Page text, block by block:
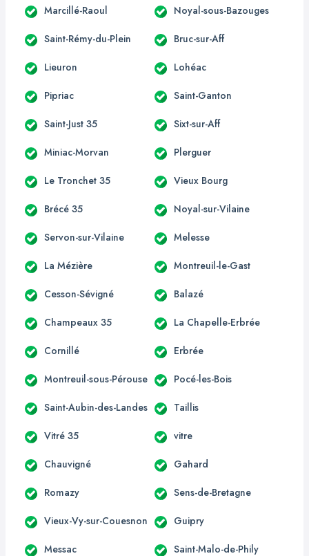
Marcillé-Raoul Noyal-sous-Bazouges
Saint-Rémy-du-Plein Bruc-sur-Aff
Lieuron Lohéac
Pipriac Saint-Ganton
Saint-Just 35 Sixt-sur-Aff
Miniac-Morvan Plerguer
Le Tronchet 35 Vieux Bourg
Brécé 35 Noyal-sur-Vilaine
Servon-sur-Vilaine Melesse
La Mézière Montreuil-le-Gast
Cesson-Sévigné Balazé
Champeaux 35 La Chapelle-Erbrée
Cornillé Erbrée
Montreuil-sous-Pérouse Pocé-les-Bois
Saint-Aubin-des-Landes Taillis
Vitré 35 vitre
Chauvigné Gahard
Romazy Sens-de-Bretagne
Vieux-Vy-sur-Couesnon Guipry
Messac Saint-Malo-de-Phily